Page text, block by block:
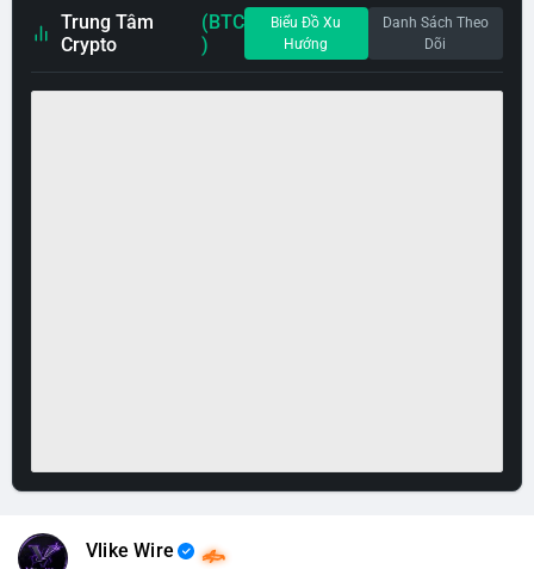
Trung Tâm
Crypto
(BTC
)
Biểu Đồ Xu
Hướng
Danh Sách Theo
Dõi
Vlike Wire